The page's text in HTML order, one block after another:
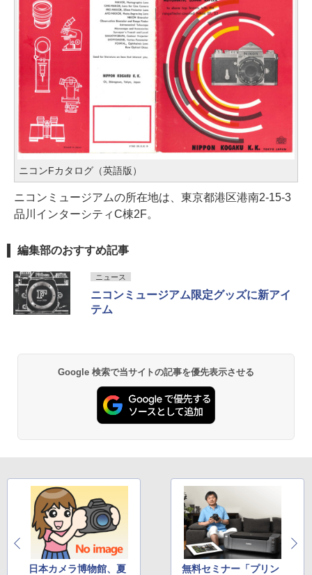
ニコンFカタログ（英語版）
ニコンミュージアムの所在地は、東京都港区港南2-15-3
品川インターシティC棟2F。
編集部のおすすめ記事
ニュース
ニコンミュージアム限定グッズに新アイ
テム
Google 検索で当サイトの記事を優先表示させる
日本カメラ博物館、夏
無料セミナー「プリン